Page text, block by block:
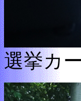
選挙カ